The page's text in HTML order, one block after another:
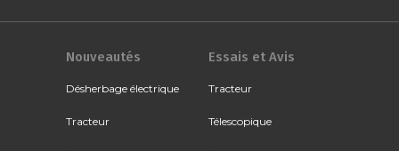
Nouveautés
Désherbage électrique
Tracteur
Essais et Avis
Tracteur
Télescopique